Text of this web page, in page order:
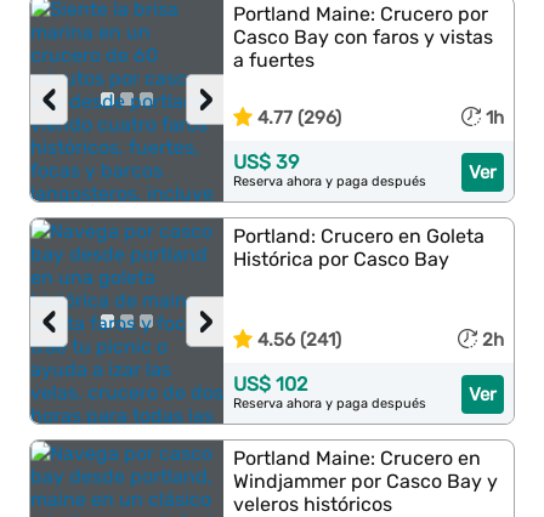
›
‹
Portland Maine: Crucero por
Casco Bay con faros y vistas
a fuertes
4.77 (296) 1h
Ver
US$ 39
Reserva ahora y paga después
›
‹
Portland: Crucero en Goleta
Histórica por Casco Bay
4.56 (241) 2h
Ver
US$ 102
Reserva ahora y paga después
Portland Maine: Crucero en
Windjammer por Casco Bay y
veleros históricos